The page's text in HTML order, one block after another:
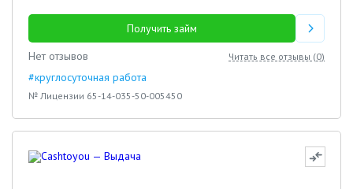
Получить займ
Нет отзывов
Читать все отзывы (0)
#круглосуточная работа
№ Лицензии 65-14-035-50-005450